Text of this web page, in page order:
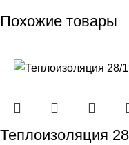
Похожие товары
Теплоизоляция